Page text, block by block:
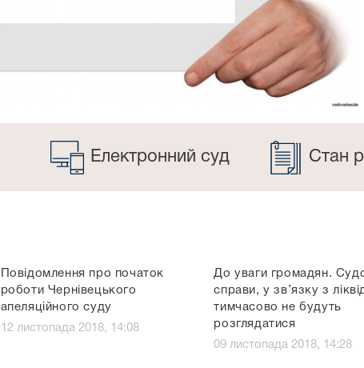
Електронний суд Стан
Повідомлення про початок
роботи Чернівецького
апеляційного суду
12 листопада 2018, 14:08
До уваги громадян.
справи, у зв’язку з
тимчасово не будуть
розглядатися
09 листопада 2018, 14:28